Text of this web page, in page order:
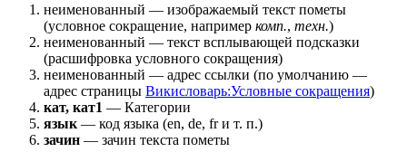
неименованный — изображаемый текст пометы
(условное сокращение, например комп., техн.)
неименованный — текст всплывающей подсказки
(расшифровка условного сокращения)
неименованный — адрес ссылки (по умолчанию —
адрес страницы Викисловарь:Условные сокращения)
кат, кат1 — Категории
язык — код языка (en, de, fr и т. п.)
зачин — зачин текста пометы